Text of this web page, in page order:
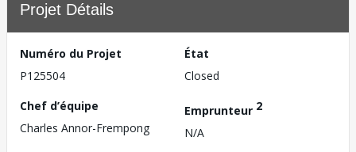
Projet Détails
Numéro du Projet
P125504
État
Closed
Chef d’équipe
Charles Annor-Frempong
Emprunteur 2
N/A